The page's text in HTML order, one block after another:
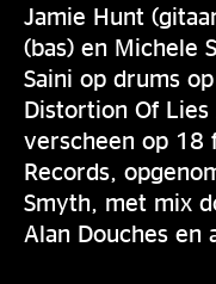
Jamie Hunt
(bas) en Michele
Saini op drums
Distortion Of
verscheen op 18
Records,
Smyth, met mix
Alan Douches en